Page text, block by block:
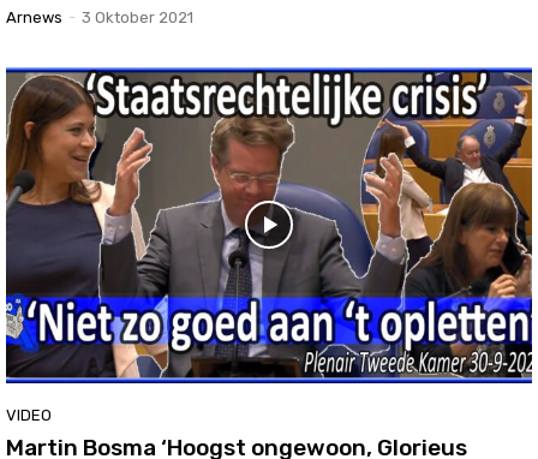
Arnews - 3 Oktober 2021
VIDEO
Martin Bosma ‘Hoogst ongewoon, Glorieus